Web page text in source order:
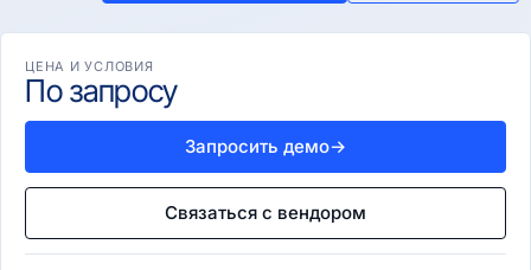
ЦЕНА И УСЛОВИЯ
По запросу
Запросить демо→
Связаться с вендором